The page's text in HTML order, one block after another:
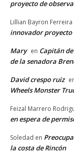
proyecto de
Lillian Bayron Ferreira
innovador proyecto
Mary en Capitán
de la senadora
David crespo ruiz
Wheels Monster
Feizal Marrero
en espera de
Soledad en
la costa de Rincón